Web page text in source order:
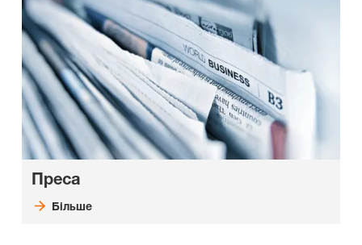
Преса
Більше